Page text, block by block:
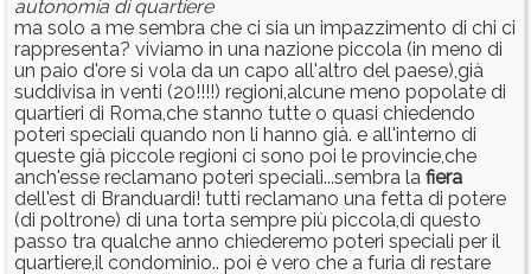
autonomia di quartiere
ma solo a me sembra che ci sia un impazzimento di chi ci
rappresenta? viviamo in una nazione piccola (in meno di
un paio d'ore si vola da un capo all'altro del paese),già
suddivisa in venti (20!!!!) regioni,alcune meno popolate di
quartieri di Roma,che stanno tutte o quasi chiedendo
poteri speciali quando non li hanno già. e all'interno di
queste già piccole regioni ci sono poi le provincie,che
anch'esse reclamano poteri speciali...sembra la fiera
dell'est di Branduardi! tutti reclamano una fetta di potere
(di poltrone) di una torta sempre più piccola,di questo
passo tra qualche anno chiederemo poteri speciali per il
quartiere,il condominio.. poi è vero che a furia di restare